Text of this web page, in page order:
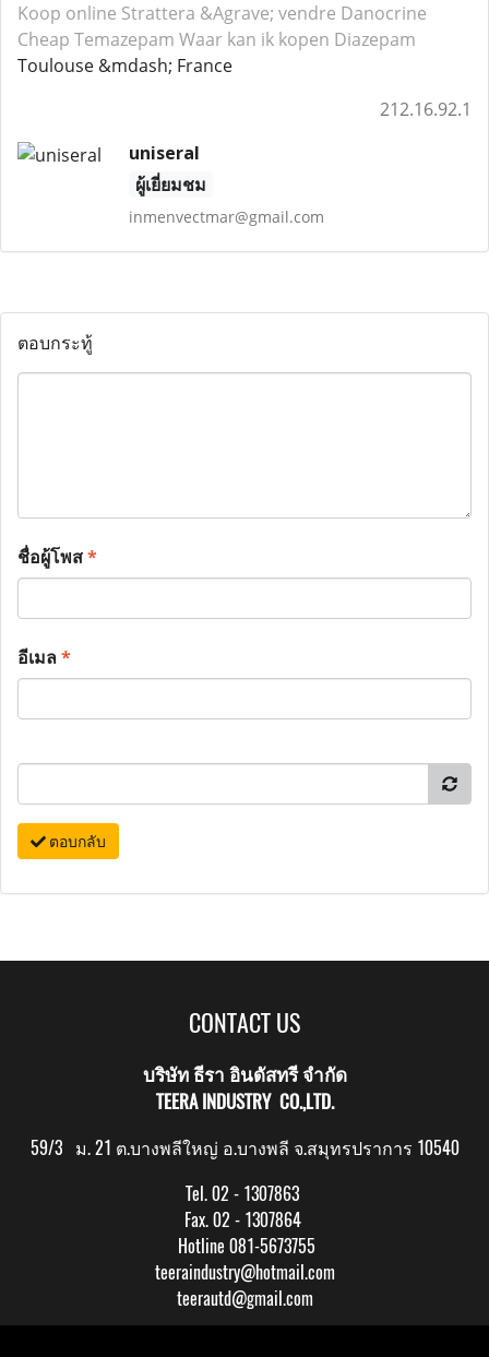
Koop online Strattera &Agrave; vendre Danocrine
Cheap Temazepam Waar kan ik kopen Diazepam
Toulouse &mdash; France
212.16.92.1
uniseral
ผู้เยี่ยมชม
inmenvectmar@gmail.com
ตอบกระทู้
ชื่อผู้โพส*
อีเมล*
ตอบกลับ
CONTACT US
บริษัท ธีรา อินดัสทรี จำกัด
TEERA INDUSTRY CO.,LTD.
59/3 ม. 21 ต.บางพลีใหญ่ อ.บางพลี จ.สมุทรปราการ 10540
Tel. 02 - 1307863
Fax. 02 - 1307864
Hotline 081-5673755
teeraindustry@hotmail.com
teerautd@gmail.com